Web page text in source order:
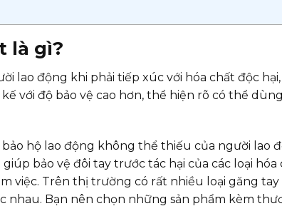
là gì?
lao động khi phải tiếp xúc với hóa chất độc
với độ bảo vệ cao hơn, thể hiện rõ có thể
hộ lao động không thể thiếu của người lao
bảo vệ đôi tay trước tác hại của các loại hóa
việc. Trên thị trường có rất nhiều loại găng
nhau. Bạn nên chọn những sản phẩm kèm